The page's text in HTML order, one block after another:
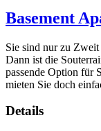
Basement
Sie sind nur zu
Dann ist die
passende Option für
mieten Sie doch
Details